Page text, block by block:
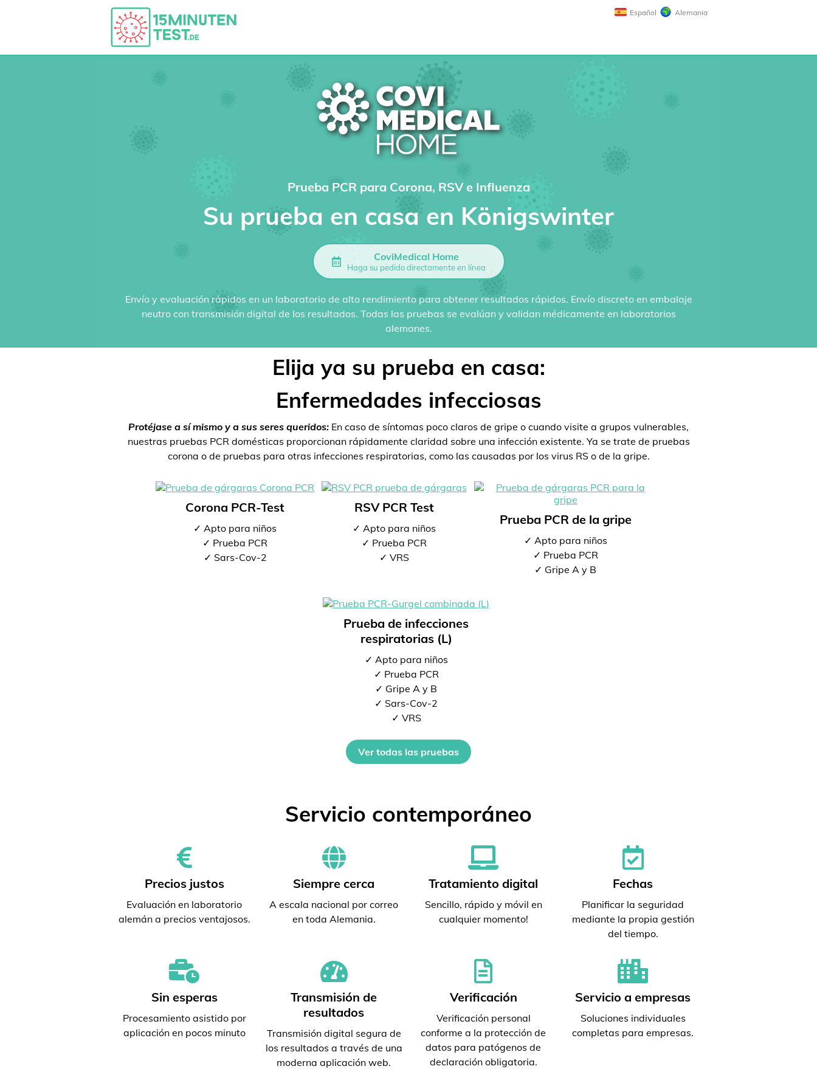
Español Alemania
Prueba PCR para Corona, RSV e Influenza
Su prueba en casa en Königswinter
CoviMedical Home
Haga su pedido directamente en línea
Envío y evaluación rápidos en un laboratorio de alto rendimiento para obtener resultados rápidos. Envío discreto en embalaje
neutro con transmisión digital de los resultados. Todas las pruebas se evalúan y validan médicamente en laboratorios
alemanes.
Elija ya su prueba en casa:
Enfermedades infecciosas
Protéjase a sí mismo y a sus seres queridos: En caso de síntomas poco claros de gripe o cuando visite a grupos vulnerables,
nuestras pruebas PCR domésticas proporcionan rápidamente claridad sobre una infección existente. Ya se trate de pruebas
corona o de pruebas para otras infecciones respiratorias, como las causadas por los virus RS o de la gripe.
Corona PCR-Test
✓ Apto para niños
✓ Prueba PCR
✓ Sars-Cov-2
RSV PCR Test
✓ Apto para niños
✓ Prueba PCR
✓ VRS
Prueba PCR de la gripe
✓ Apto para niños
✓ Prueba PCR
✓ Gripe A y B
Prueba de infecciones
respiratorias (L)
✓ Apto para niños
✓ Prueba PCR
✓ Gripe A y B
✓ Sars-Cov-2
✓ VRS
Ver todas las pruebas
Servicio contemporáneo
Precios justos
Evaluación en laboratorio
alemán a precios ventajosos.
Siempre cerca
A escala nacional por correo
en toda Alemania.
Tratamiento digital
Sencillo, rápido y móvil en
cualquier momento!
Fechas
Planificar la seguridad
mediante la propia gestión
del tiempo.
Sin esperas
Procesamiento asistido por
aplicación en pocos minuto
Transmisión de
resultados
Transmisión digital segura de
los resultados a través de una
moderna aplicación web.
Verificación
Verificación personal
conforme a la protección de
datos para patógenos de
declaración obligatoria.
Servicio a empresas
Soluciones individuales
completas para empresas.